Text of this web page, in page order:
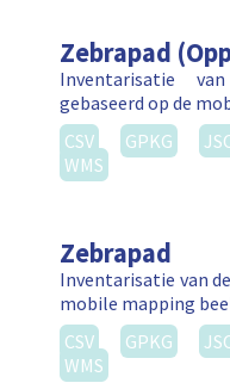
Zebrapad
Inventarisatie
gebaseerd op de
CSV
GPKG
WMS
Zebrapad
Inventarisatie van
mobile mapping
CSV
GPKG
WMS